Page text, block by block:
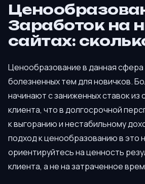
Заработок на
сайтах:
Ценообразование в данная
болезненных тем для новичков.
начинают с заниженных ставок из
клиента, что в долгосрочной
к выгоранию и нестабильному
подход к ценообразованию в это
ориентируйтесь на ценность
клиента, а не на затраченное